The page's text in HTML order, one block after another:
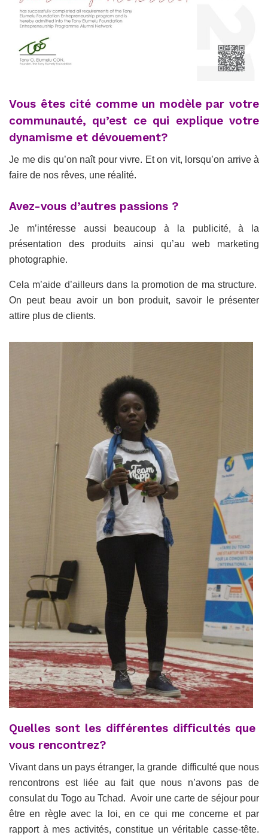
Vous êtes cité comme un modèle par votre
communauté, qu’est ce qui explique votre
dynamisme et dévouement?
Je me dis qu’on naît pour vivre. Et on vit, lorsqu’on arrive à
faire de nos rêves, une réalité.
Avez-vous d’autres passions ?
Je m’intéresse aussi beaucoup à la publicité, à la
présentation des produits ainsi qu’au web marketing
photographie.
Cela m’aide d’ailleurs dans la promotion de ma structure.
On peut beau avoir un bon produit, savoir le présenter
attire plus de clients.
Quelles sont les différentes difficultés que
vous rencontrez?
Vivant dans un pays étranger, la grande difficulté que nous
rencontrons est liée au fait que nous n’avons pas de
consulat du Togo au Tchad. Avoir une carte de séjour pour
être en règle avec la loi, en ce qui me concerne et par
rapport à mes activités, constitue un véritable casse-tête.